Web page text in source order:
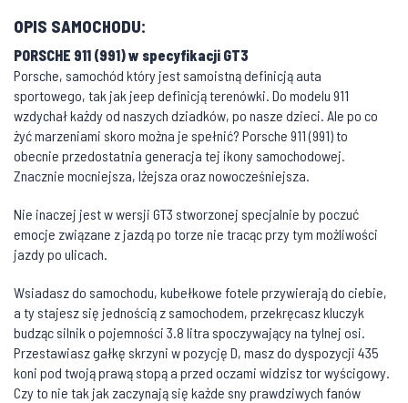
OPIS SAMOCHODU:
PORSCHE 911 (991) w specyfikacji GT3
Porsche, samochód który jest samoistną definicją auta
sportowego, tak jak jeep definicją terenówki. Do modelu 911
wzdychał każdy od naszych dziadków, po nasze dzieci. Ale po co
żyć marzeniami skoro można je spełnić? Porsche 911 (991) to
obecnie przedostatnia generacja tej ikony samochodowej.
Znacznie mocniejsza, lżejsza oraz nowocześniejsza.
Nie inaczej jest w wersji GT3 stworzonej specjalnie by poczuć
emocje związane z jazdą po torze nie tracąc przy tym możliwości
jazdy po ulicach.
Wsiadasz do samochodu, kubełkowe fotele przywierają do ciebie,
a ty stajesz się jednością z samochodem, przekręcasz kluczyk
budząc silnik o pojemności 3.8 litra spoczywający na tylnej osi.
Przestawiasz gałkę skrzyni w pozycję D, masz do dyspozycji 435
koni pod twoją prawą stopą a przed oczami widzisz tor wyścigowy.
Czy to nie tak jak zaczynają się każde sny prawdziwych fanów